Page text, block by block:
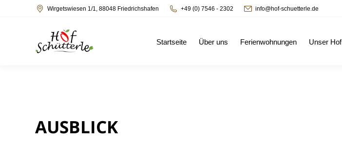
Wirgetswiesen 1/1, 88048 Friedrichshafen +49 (0) 7546 - 2302 info@hof-schuetterle.de
Startseite Über uns Ferienwohnungen Unser Hof
AUSBLICK